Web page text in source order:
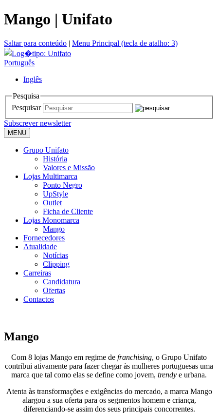
Mango | Unifato
Saltar para conteúdo | Menu Principal (tecla de atalho: 3)
Português
Inglês
Pesquisa
Pesquisar
Subscrever newsletter
MENU
Grupo Unifato
História
Valores e Missão
Lojas Multimarca
Ponto Negro
UpStyle
Outlet
Ficha de Cliente
Lojas Monomarca
Mango
Fornecedores
Atualidade
Notícias
Clipping
Carreiras
Candidatura
Ofertas
Contactos
Mango
Com 8 lojas Mango em regime de franchising, o Grupo Unifato
contribui ativamente para fazer chegar às mulheres portuguesas uma
marca que tal como elas se define como jovem, trendy e urbana.
Atenta às transformações e exigências do mercado, a marca Mango
alargou a sua oferta para os segmentos homem e criança,
diferenciando-se assim dos seus principais concorrentes.